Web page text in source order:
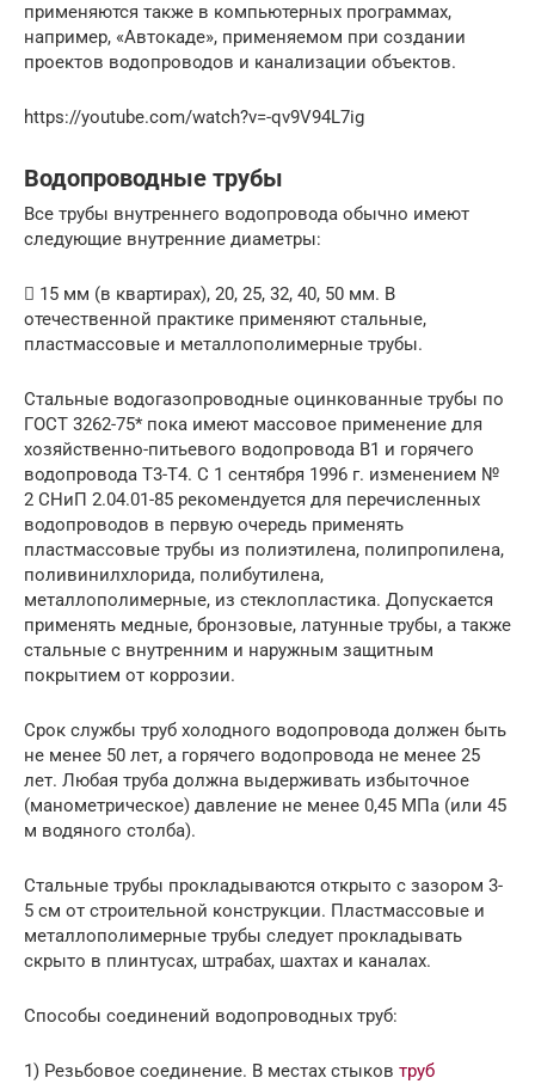
применяются также в компьютерных программах,
например, «Автокаде», применяемом при создании
проектов водопроводов и канализации объектов.
https://youtube.com/watch?v=-qv9V94L7ig
Водопроводные трубы
Все трубы внутреннего водопровода обычно имеют
следующие внутренние диаметры:
 15 мм (в квартирах), 20, 25, 32, 40, 50 мм. В
отечественной практике применяют стальные,
пластмассовые и металлополимерные трубы.
Стальные водогазопроводные оцинкованные трубы по
ГОСТ 3262-75* пока имеют массовое применение для
хозяйственно-питьевого водопровода В1 и горячего
водопровода Т3-Т4. С 1 сентября 1996 г. изменением №
2 СНиП 2.04.01-85 рекомендуется для перечисленных
водопроводов в первую очередь применять
пластмассовые трубы из полиэтилена, полипропилена,
поливинилхлорида, полибутилена,
металлополимерные, из стеклопластика. Допускается
применять медные, бронзовые, латунные трубы, а также
стальные с внутренним и наружным защитным
покрытием от коррозии.
Срок службы труб холодного водопровода должен быть
не менее 50 лет, а горячего водопровода не менее 25
лет. Любая труба должна выдерживать избыточное
(манометрическое) давление не менее 0,45 МПа (или 45
м водяного столба).
Стальные трубы прокладываются открыто с зазором 3-
5 см от строительной конструкции. Пластмассовые и
металлополимерные трубы следует прокладывать
скрыто в плинтусах, штрабах, шахтах и каналах.
Способы соединений водопроводных труб:
1) Резьбовое соединение. В местах стыков труб